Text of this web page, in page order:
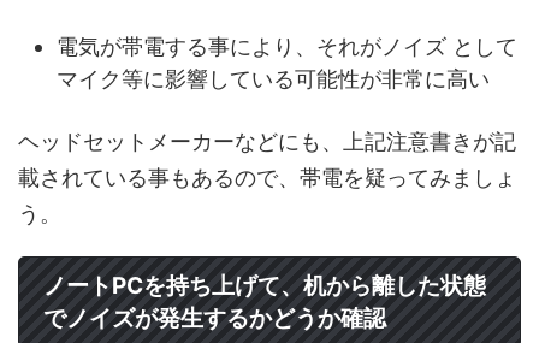
電気が帯電する事により、それがノイズ として
マイク等に影響している可能性が非常に高い
ヘッドセットメーカーなどにも、上記注意書きが記
載されている事もあるので、帯電を疑ってみましょ
う。
ノートPCを持ち上げて、机から離した状態
でノイズが発生するかどうか確認